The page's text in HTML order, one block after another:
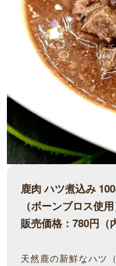
鹿肉 ハツ煮込み
（ボーンブロス使用
販売価格：780円（
天然鹿の新鮮なハツ